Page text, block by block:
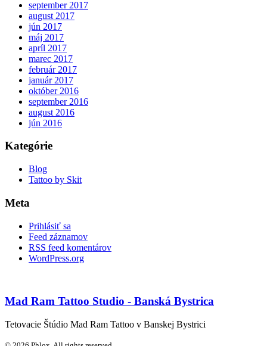
september 2017
august 2017
jún 2017
máj 2017
apríl 2017
marec 2017
február 2017
január 2017
október 2016
september 2016
august 2016
jún 2016
Kategórie
Blog
Tattoo by Skit
Meta
Prihlásiť sa
Feed záznamov
RSS feed komentárov
WordPress.org
Mad Ram Tattoo Studio - Banská Bystrica
Tetovacie Štúdio Mad Ram Tattoo v Banskej Bystrici